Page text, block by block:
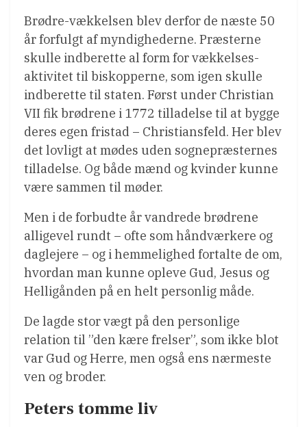
Brødre-vækkelsen blev derfor de næste 50
år forfulgt af myndighederne. Præsterne
skulle indberette al form for vækkelses-
aktivitet til biskopperne, som igen skulle
indberette til staten. Først under Christian
VII fik brødrene i 1772 tilladelse til at bygge
deres egen fristad – Christiansfeld. Her blev
det lovligt at mødes uden sognepræsternes
tilladelse. Og både mænd og kvinder kunne
være sammen til møder.
Men i de forbudte år vandrede brødrene
alligevel rundt – ofte som håndværkere og
daglejere – og i hemmelighed fortalte de om,
hvordan man kunne opleve Gud, Jesus og
Helligånden på en helt personlig måde.
De lagde stor vægt på den personlige
relation til ”den kære frelser”, som ikke blot
var Gud og Herre, men også ens nærmeste
ven og broder.
Peters tomme liv